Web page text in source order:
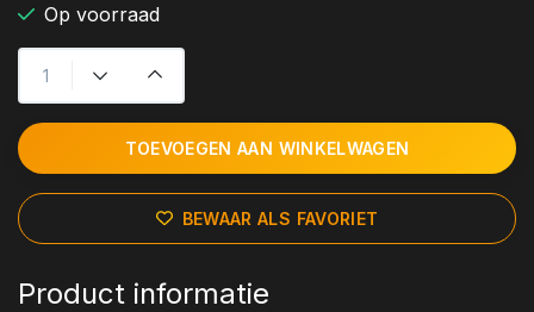
Op voorraad
TOEVOEGEN AAN WINKELWAGEN
BEWAAR ALS FAVORIET
Product informatie